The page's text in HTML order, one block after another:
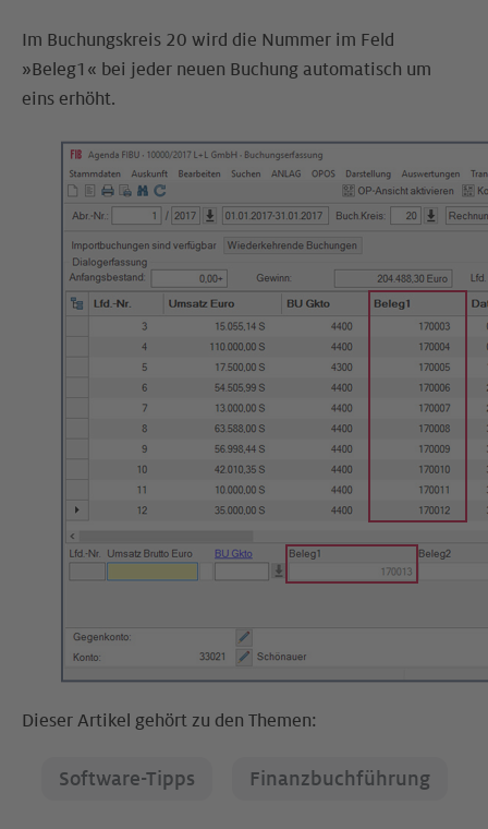
Im Buchungskreis 20 wird die Nummer im Feld
»Beleg1« bei jeder neuen Buchung automatisch um
eins erhöht.
Dieser Artikel gehört zu den Themen:
Software-Tipps Finanzbuchführung